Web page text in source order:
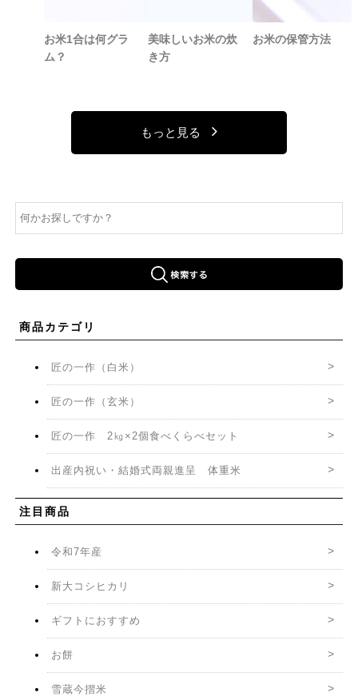
お米1合は何グラ
ム？
美味しいお米の炊
き方
お米の保管方法
もっと見る
商品カテゴリ
匠の一作（白米）
匠の一作（玄米）
匠の一作 2㎏×2個食べくらべセット
出産内祝い・結婚式両親進呈 体重米
注目商品
令和7年産
新大コシヒカリ
ギフトにおすすめ
お餅
雪蔵今摺米